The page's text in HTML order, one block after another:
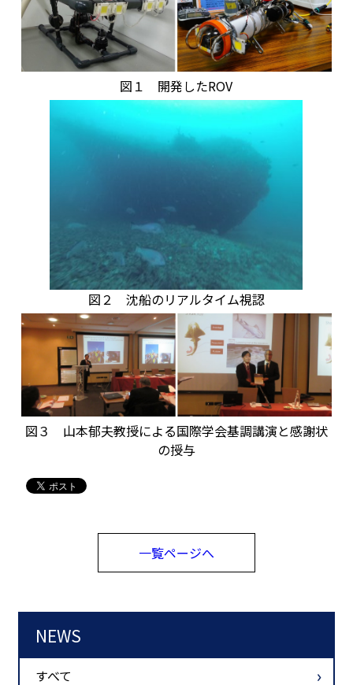
図１ 開発したROV
図２ 沈船のリアルタイム視認
図３ 山本郁夫教授による国際学会基調講演と感謝状
の授与
一覧ページへ
NEWS
すべて